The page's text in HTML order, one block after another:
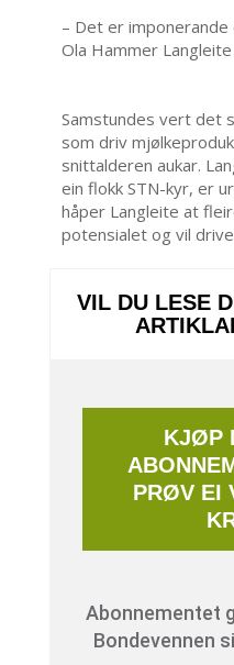
– Det er
Ola Hammer Langleite
Samstundes vert det
som driv
snittalderen aukar.
ein flokk STN-kyr, er
håper Langleite at
potensialet og vil
VIL DU LESE
KJØP
PRØV EI
Abonnementet
Bondevennen